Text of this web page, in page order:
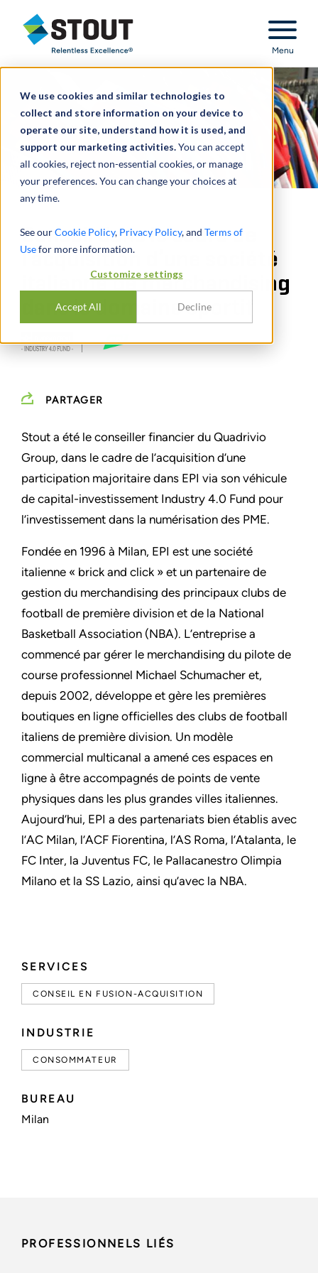
We use cookies and similar technologies to
collect and store information on your device to
operate our site, understand how it is used, and
support our marketing activities.You can accept
all cookies, reject non-essential cookies, or manage
your preferences. You can change your choices at
any time.
See ourCookie Policy, Privacy Policy, and Terms of
Usefor more information.
Customize settings
Accept All Decline
Stout Relentless Excellence
Menu
SERVICES
CONSEIL EN FUSION-ACQUISITION
INDUSTRIE
CONSOMMATEUR
BUREAU
Milan
Conseil dans le cadre de
l’acquisition d’une société
italienne de merchandising
dans le domaine sportif
PARTAGER
Stout a été le conseiller financier du Quadrivio
Group, dans le cadre de l’acquisition d’une
participation majoritaire dans EPI via son véhicule
de capital-investissement Industry 4.0 Fund pour
l’investissement dans la numérisation des PME.
Fondée en 1996 à Milan, EPI est une société
italienne « brick and click » et un partenaire de
gestion du merchandising des principaux clubs de
football de première division et de la National
Basketball Association (NBA). L’entreprise a
commencé par gérer le merchandising du pilote de
course professionnel Michael Schumacher et,
depuis 2002, développe et gère les premières
boutiques en ligne officielles des clubs de football
italiens de première division. Un modèle
commercial multicanal a amené ces espaces en
ligne à être accompagnés de points de vente
physiques dans les plus grandes villes italiennes.
Aujourd’hui, EPI a des partenariats bien établis avec
l’AC Milan, l’ACF Fiorentina, l’AS Roma, l’Atalanta, le
FC Inter, la Juventus FC, le Pallacanestro Olimpia
Milano et la SS Lazio, ainsi qu’avec la NBA.
PROFESSIONNELS LIÉS